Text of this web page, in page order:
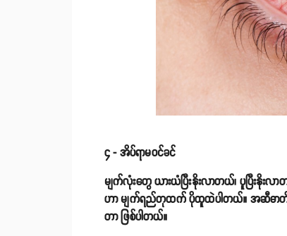
၄ - အိပ်ရာမဝင်ခင်
မျက်လုံးတွေ ယားယံပြီးနိုးလာတယ်၊ ပူပြီးနို
ဟာ မျက်ရည်တုထက် ပိုထူထဲပါတယ်။ အဆီဓာတ်နဲ့
တာ ဖြစ်ပါတယ်။